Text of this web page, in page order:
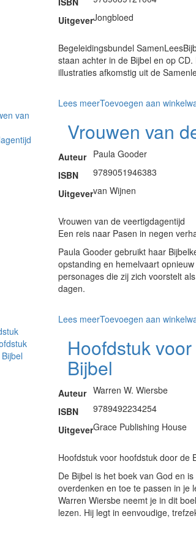
UitgeverJongbloed
Begeleidingsbundel
staan achter in de Bijbel en op
illustraties afkomstig uit de
Lees meerToevoegen aan
Vrouwen van
Auteur
Paula Gooder
ISBN
9789051946383
Uitgevervan Wijnen
Vrouwen van de veertigdagentijd
Een reis naar Pasen in negen
Paula Gooder gebruikt haar
opstanding en hemelvaart
personages die zij zich voorstelt
dagen.
Lees meerToevoegen aan
Hoofdstuk
Bijbel
Auteur Warren W. Wiersbe
ISBN
9789492234254
UitgeverGrace Publishing House
Hoofdstuk voor hoofdstuk door de
De Bijbel is het boek van God en
overdenken en toe te passen in je
Warren Wiersbe neemt je in dit
lezen. Hij legt in eenvoudige,